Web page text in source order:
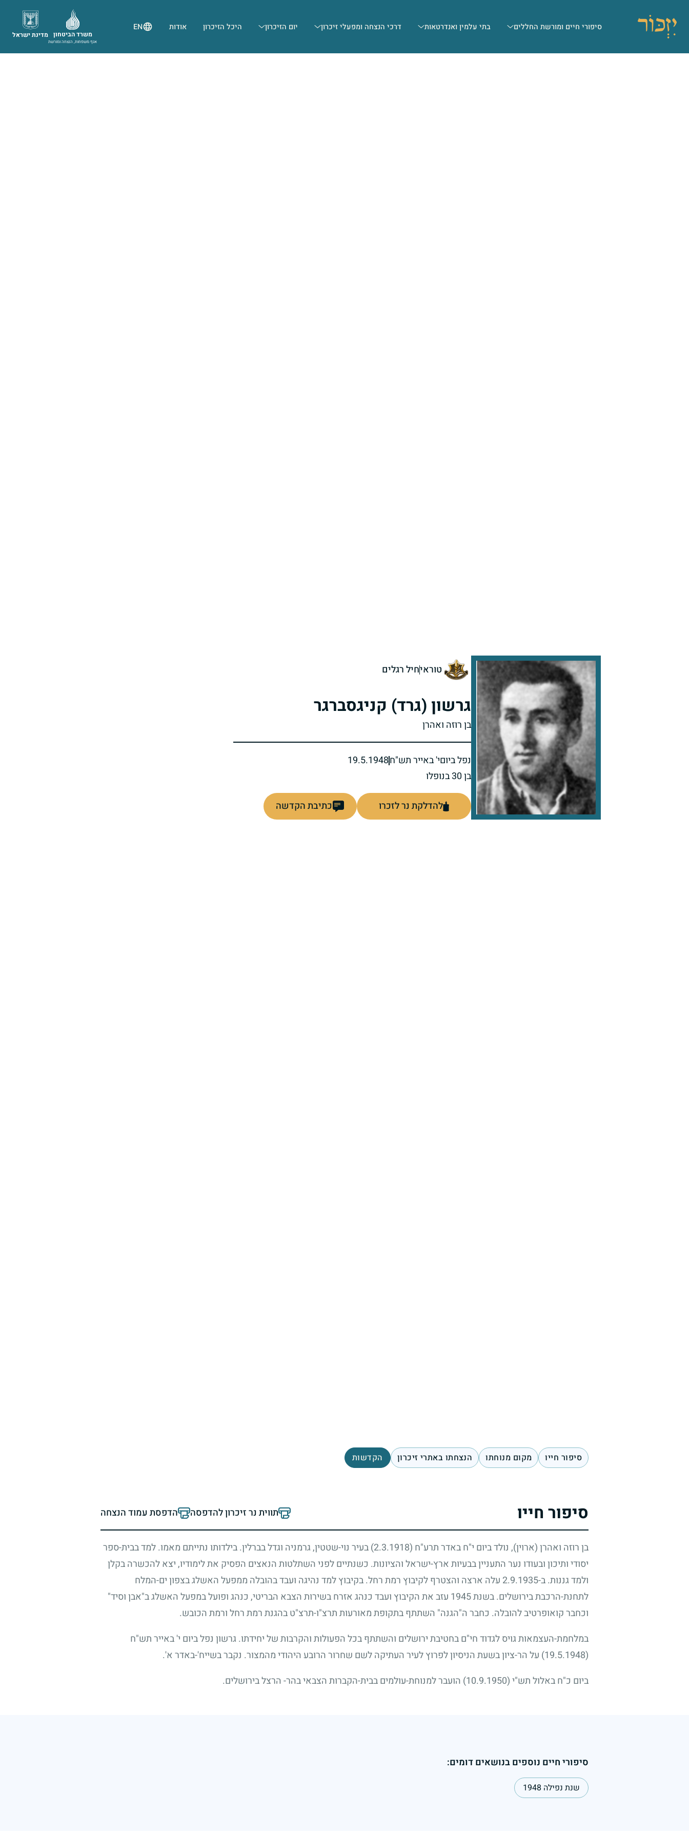
סיפורי חיים ומורשת החללים בתי עלמין ואנדרטאות דרכי הנצחה ומפעלי זיכרון יום הזיכרון היכל הזיכרון אודות EN
מדינת ישראל משרד הביטחון
אגף משפחות, הנצחה ומורשת
טוראיחיל רגלים
גרשון (גרד) קניגסברגר
בן רוזה ואהרן
נפל ביוםי' באייר תש"ח19.5.1948
בן 30 בנופלו
להדלקת נר לזכרו כתיבת הקדשה
סיפור חייו מקום מנוחתו הנצחתו באתרי זיכרון הקדשות
סיפור חייו תווית נר זיכרון להדפסה הדפסת עמוד הנצחה
בן רוזה ואהרן (ארוין), נולד ביום י"ח באדר תרע"ח (2.3.1918)
בעיר נוי-שטטין, גרמניה וגדל בברלין. בילדותו נתייתם מאמו. למד בבית-ספר
יסודי ותיכון ובעודו נער התעניין בבעיות ארץ-ישראל והציונות. כשנתיים לפני השתלטות הנאצים הפסיק את לימודיו, יצא להכשרה בקלן
ולמד גננות. ב-2.9.1935 עלה ארצה והצטרף לקיבוץ רמת רחל. בקיבוץ למד נהיגה ועבד בהובלה ממפעל האשלג בצפון ים-המלח
לתחנת-הרכבת בירושלים. בשנת1945 עזב את הקיבוץ ועבד כנהג אזרח בשירות הצבא הבריטי, כנהג ופועל במפעל האשלג ב"אבן וסיד"
וכחבר קואופרטיב להובלה. כחבר ה"הגנה" השתתף בתקופת מאורעות תרצ"ו-תרצ"ט בהגנת רמת רחל ורמת הכובש.
במלחמת-העצמאות גויס לגדוד חי"ם בחטיבת ירושלים והשתתף בכל הפעולות והקרבות של יחידתו. גרשון נפל ביום י' באייר תש"ח
(19.5.1948)
על הר-ציון בשעת הניסיון לפרוץ לעיר העתיקה לשם שחרור הרובע היהודי מהמצור. נקבר בשייח'-באדר א'.
ביום כ"ח באלול תש"י(10.9.1950) הועבר למנוחת-עולמים בבית-הקברות הצבאי בהר- הרצל בירושלים.
סיפורי חיים נוספים בנושאים דומים:
שנת נפילה 1948